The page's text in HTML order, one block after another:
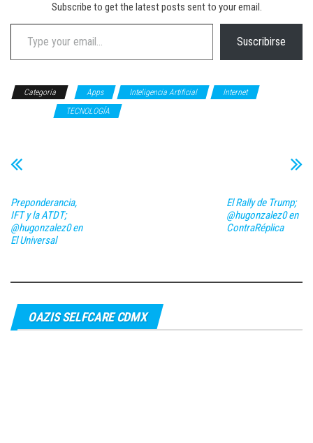
Subscribe to get the latest posts sent to your email.
Type your email…
Suscribirse
Categoría Apps Inteligencia Artificial
Internet
TECNOLOGÍA
Preponderancia,
IFT y la ATDT;
@hugonzalez0 en
El Universal
El Rally de Trump;
@hugonzalez0 en
ContraRéplica
OAZIS SELFCARE CDMX